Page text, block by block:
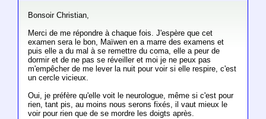
Bonsoir Christian,
Merci de me répondre à chaque fois. J'espère que cet
examen sera le bon, Maïwen en a marre des examens et
puis elle a du mal à se remettre du coma, elle a peur de
dormir et de ne pas se réveiller et moi je ne peux pas
m'empêcher de me lever la nuit pour voir si elle respire, c'est
un cercle vicieux.
Oui, je préfère qu'elle voit le neurologue, même si c'est pour
rien, tant pis, au moins nous serons fixés, il vaut mieux le
voir pour rien que de se mordre les doigts après.